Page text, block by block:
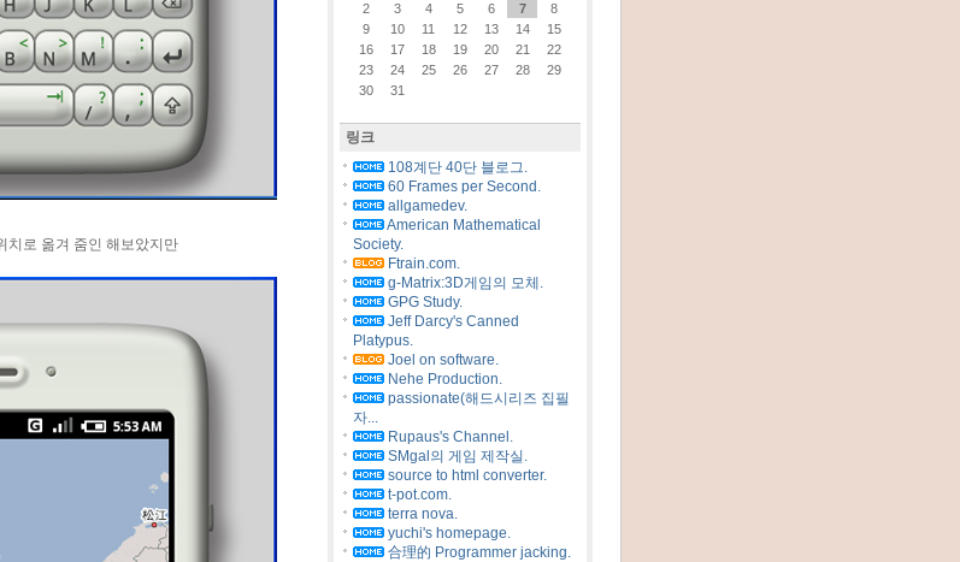
치로 옮겨 줌인 해보았지만
2
3 4 5 6 7
8
9
10 11 12 13 14
15
16
17 18 19 20 21
22
23
24 25 26 27 28
29
30
31
링크
108계단 40단 블로그.
60 Frames per Second.
allgamedev.
American Mathematical
Society.
Ftrain.com.
g-Matrix:3D게임의 모체.
GPG Study.
Jeff Darcy's Canned
Platypus.
Joel on software.
Nehe Production.
passionate(해드시리즈 집필
자...
Rupaus's Channel.
SMgal의 게임 제작실.
source to html converter.
t-pot.com.
terra nova.
yuchi's homepage.
合理的 Programmer jacking.